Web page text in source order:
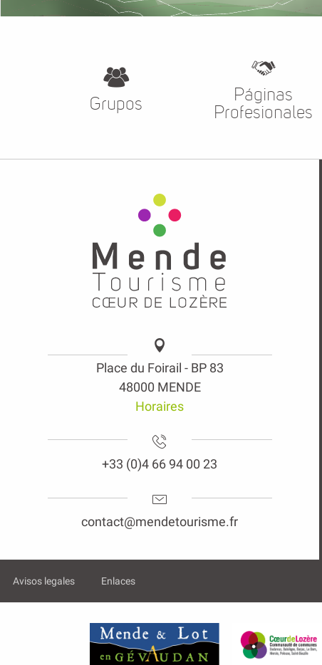
Grupos
Páginas
Profesionales
Place du Foirail - BP 83
48000 MENDE
Horaires
+33 (0)4 66 94 00 23
contact@mendetourisme.fr
Avisos legales Enlaces